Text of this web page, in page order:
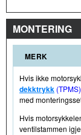
MONTERING
MERK
Hvis ikke
dekktrykk (TPMS)
med
Hvis
ventilstammen